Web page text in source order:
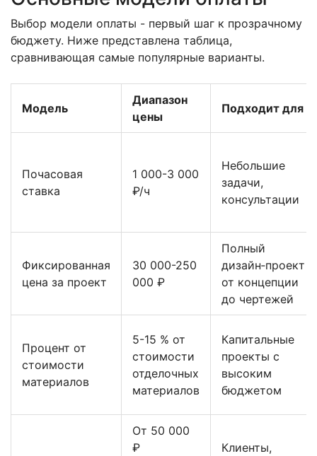
Выбор модели оплаты - первый шаг к прозрачному
бюджету. Ниже представлена таблица,
сравнивающая самые популярные варианты.
Модель
Диапазон
цены
Подходит для
Почасовая
ставка
1 000-3 000
₽/ч
Небольшие
задачи,
консультации
Фиксированная
цена за проект
30 000-250
000 ₽
Полный
дизайн‑проект
от концепции
до чертежей
Процент от
стоимости
материалов
5-15 % от
стоимости
отделочных
материалов
Капитальные
проекты с
высоким
бюджетом
От 50 000
₽
Клиенты,